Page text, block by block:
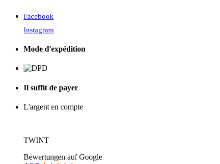
Facebook
Instagram
Mode d'expédition
Il suffit de payer
L'argent en compte
TWINT
Bewertungen auf Google